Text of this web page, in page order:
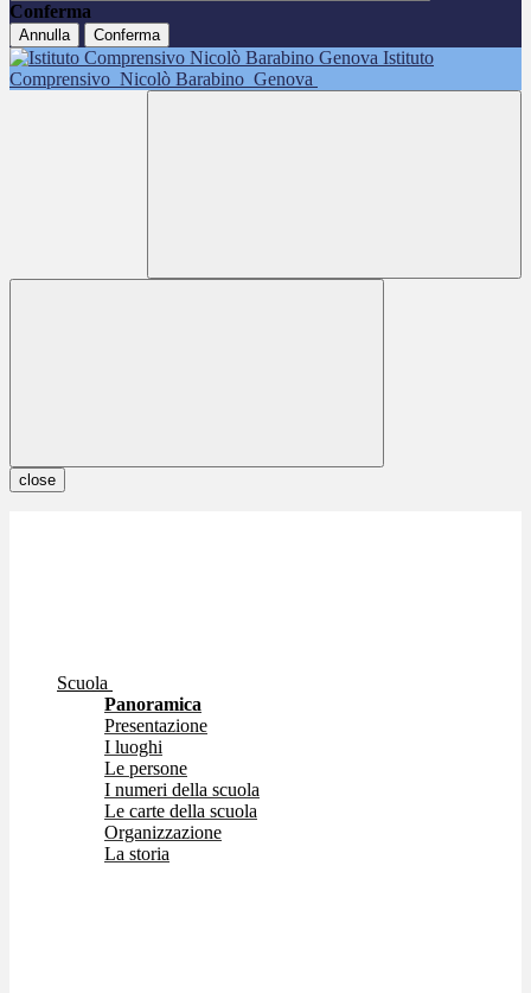
Conferma
Annulla Conferma
Istituto
Comprensivo Nicolò Barabino Genova
close
Scuola
Panoramica
Presentazione
I luoghi
Le persone
I numeri della scuola
Le carte della scuola
Organizzazione
La storia